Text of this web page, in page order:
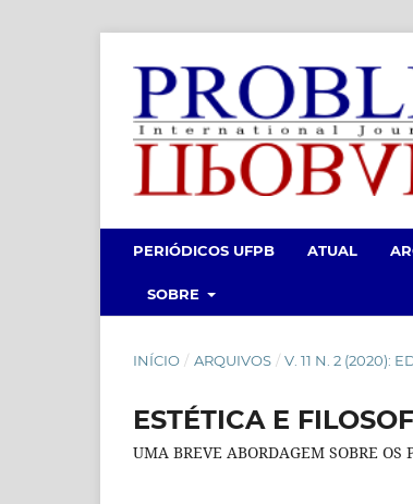
PERIÓDICOS UFPB ATUAL
SOBRE
INÍCIO / ARQUIVOS / V. 11 N. 2 (2020):
ESTÉTICA E
UMA BREVE ABORDAGEM SOBRE OS